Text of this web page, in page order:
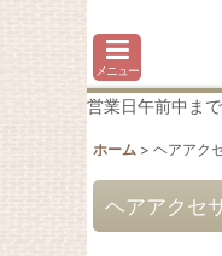
メニュー
営業日午前中ま
ホーム > ヘアアク
ヘアアクセ